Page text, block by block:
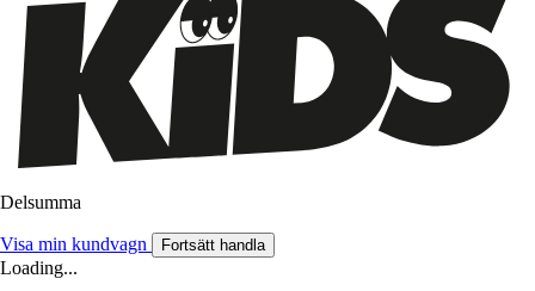
Delsumma
Visa min kundvagn Fortsätt handla
Loading...